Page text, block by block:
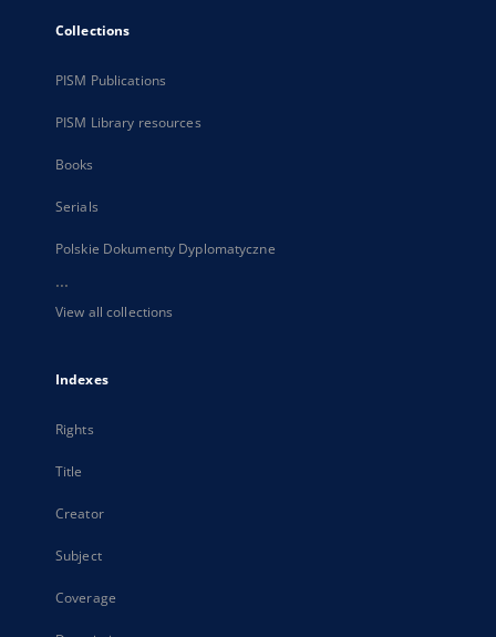
Collections
PISM Publications
PISM Library resources
Books
Serials
Polskie Dokumenty Dyplomatyczne
...
View all collections
Indexes
Rights
Title
Creator
Subject
Coverage